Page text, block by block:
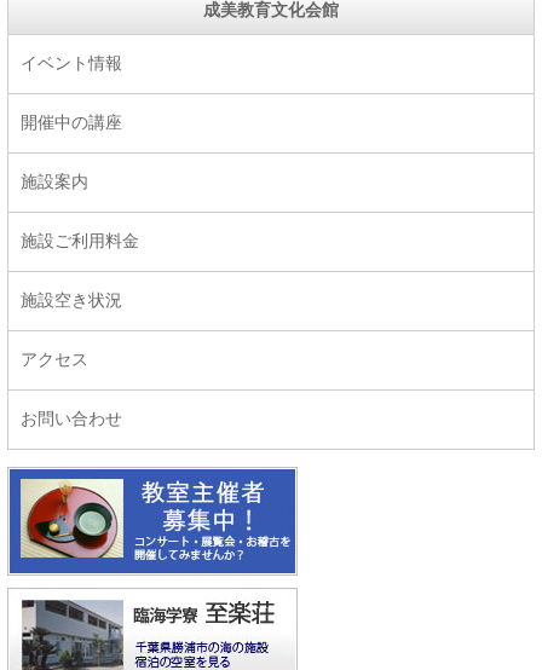
成美教育文化会館
イベント情報
開催中の講座
施設案内
施設ご利用料金
施設空き状況
アクセス
お問い合わせ